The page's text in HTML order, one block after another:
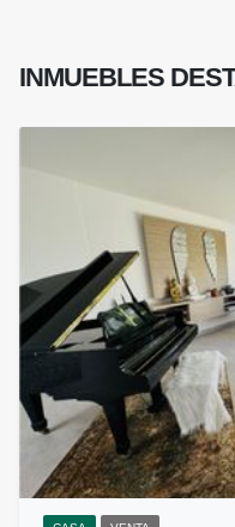
INMUEBLES